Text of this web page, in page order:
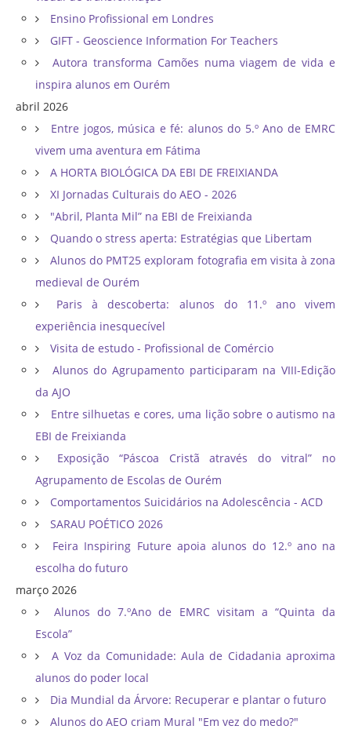
Ensino Profissional em Londres
GIFT - Geoscience Information For Teachers
Autora transforma Camões numa viagem de vida e
inspira alunos em Ourém
abril 2026
Entre jogos, música e fé: alunos do 5.º Ano de EMRC
vivem uma aventura em Fátima
A HORTA BIOLÓGICA DA EBI DE FREIXIANDA
XI Jornadas Culturais do AEO - 2026
"Abril, Planta Mil” na EBI de Freixianda
Quando o stress aperta: Estratégias que Libertam
Alunos do PMT25 exploram fotografia em visita à zona
medieval de Ourém
Paris à descoberta: alunos do 11.º ano vivem
experiência inesquecível
Visita de estudo - Profissional de Comércio
Alunos do Agrupamento participaram na VIII-Edição
da AJO
Entre silhuetas e cores, uma lição sobre o autismo na
EBI de Freixianda
Exposição “Páscoa Cristã através do vitral” no
Agrupamento de Escolas de Ourém
Comportamentos Suicidários na Adolescência - ACD
SARAU POÉTICO 2026
Feira Inspiring Future apoia alunos do 12.º ano na
escolha do futuro
março 2026
Alunos do 7.ºAno de EMRC visitam a “Quinta da
Escola”
A Voz da Comunidade: Aula de Cidadania aproxima
alunos do poder local
Dia Mundial da Árvore: Recuperar e plantar o futuro
Alunos do AEO criam Mural "Em vez do medo?"